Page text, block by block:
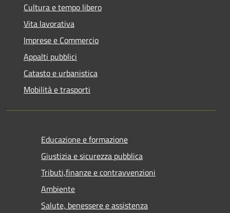
Cultura e tempo libero
Vita lavorativa
Imprese e Commercio
Appalti pubblici
Catasto e urbanistica
Mobilità e trasporti
Educazione e formazione
Giustizia e sicurezza pubblica
Tributi,finanze e contravvenzioni
Ambiente
Salute, benessere e assistenza